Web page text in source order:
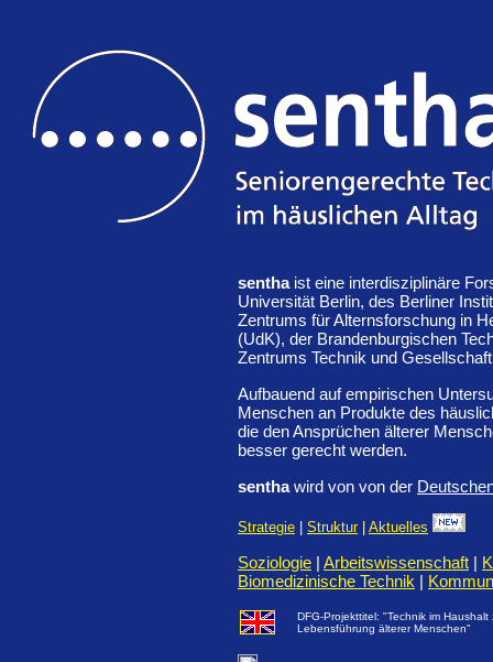
senthaist eine interdisziplinäre
Universität Berlin, des Berliner
Zentrums für Alternsforschung in
(UdK), der Brandenburgischen
Zentrums Technik und
Aufbauend auf empirischen
Menschen an Produkte des
die den Ansprüchen älterer
besser gerecht werden.
senthawird von von der
Strategie Struktur Aktuelles
Soziologie | Arbeitswissenschaft |
Biomedizinische Technik |
DFG-Projekttitel: "Technik im
Lebensführung älterer Menschen"